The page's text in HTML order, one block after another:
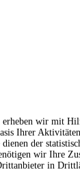
erheben wir mit
Ihrer
der
wir Ihre
in